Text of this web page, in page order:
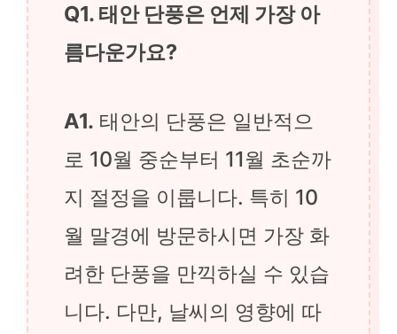
Q1. 태안 단풍은 언제 가장 아
름다운가요?
A1. 태안의 단풍은 일반적으
로 10월 중순부터 11월 초순까
지 절정을 이룹니다. 특히 10
월 말경에 방문하시면 가장 화
려한 단풍을 만끽하실 수 있습
니다. 다만, 날씨의 영향에 따